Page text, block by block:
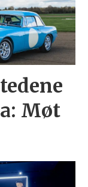
Møt